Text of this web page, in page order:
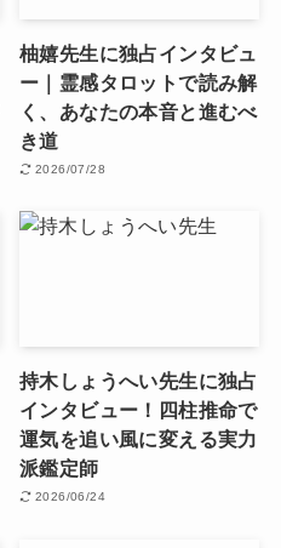
柚嬉先生に独占インタビュ
ー｜霊感タロットで読み解
く、あなたの本音と進むべ
き道
2026/07/28
持木しょうへい先生に独占
インタビュー！四柱推命で
運気を追い風に変える実力
派鑑定師
2026/06/24